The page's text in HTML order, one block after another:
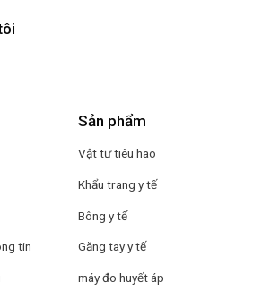
tin
Sản phẩm
Vật tư tiêu hao
Khẩu trang y tế
Bông y tế
Găng tay y tế
máy đo huyết áp